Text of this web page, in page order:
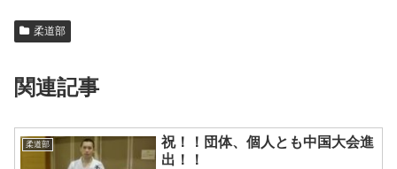
柔道部
関連記事
柔道部
祝！！団体、個人とも中国大会進
出！！